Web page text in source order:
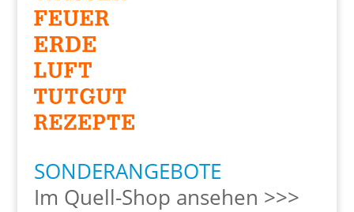
SONDERANGEBOTE
Im Quell-Shop ansehen >>>